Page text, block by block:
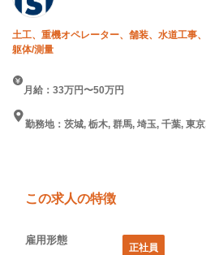
土工、重機オペレーター、舗装、水道工事
躯体/測量
月給：33万円〜50万円
勤務地：茨城, 栃木, 群馬, 埼玉, 千葉, 東京
この求人の特徴
雇用形態
正社員